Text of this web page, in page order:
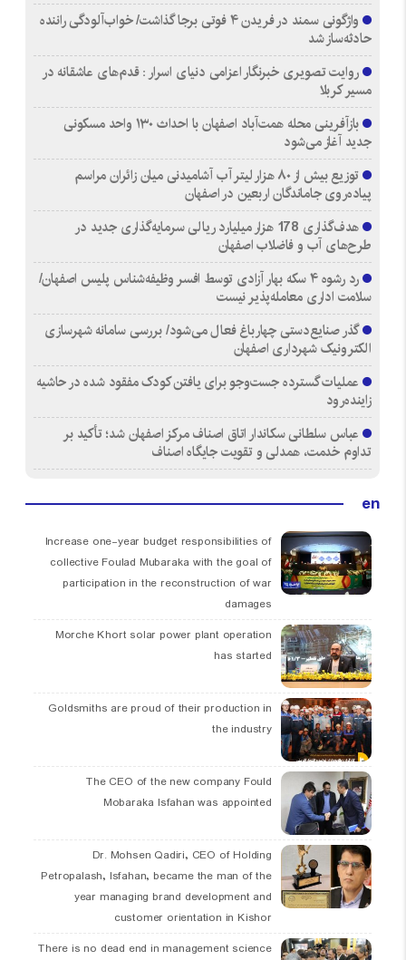
واژگونی سمند در فریدن ۴ فوتی برجا گذاشت/ خواب‌آلودگی راننده
حادثه‌ساز شد
روایت تصویری خبرنگار اعزامی دنیای اسرار : قدم‌های عاشقانه در
مسیر کربلا
بازآفرینی محله همت‌آباد اصفهان با احداث ۱۳۰ واحد مسکونی
جدید آغاز می‌شود
توزیع بیش از ۸۰ هزار لیتر آب آشامیدنی میان زائران مراسم
پیاده‌روی جاماندگان اربعین در اصفهان
هدف‌گذاری 178 هزار میلیارد ریالی سرمایه‌گذاری جدید در
طرح‌های آب و فاضلاب اصفهان
رد رشوه ۴ سکه بهار آزادی توسط افسر وظیفه‌شناس پلیس اصفهان/
سلامت اداری معامله‌پذیر نیست
گذر صنایع‌دستی چهارباغ فعال می‌شود/ بررسی سامانه شهرسازی
الکترونیک شهرداری اصفهان
عملیات گسترده جست‌وجو برای یافتن کودک مفقود شده در حاشیه
زاینده‌رود
عباس سلطانی سکاندار اتاق اصناف مرکز اصفهان شد؛ تأکید بر
تداوم خدمت، همدلی و تقویت جایگاه اصناف
en
Increase one-year budget responsibilities of
collective Foulad Mubaraka with the goal of
participation in the reconstruction of war
damages
Morche Khort solar power plant operation
has started
Goldsmiths are proud of their production in
the industry
The CEO of the new company Fould
Mobaraka Isfahan was appointed
Dr. Mohsen Qadiri, CEO of Holding
Petropalash, Isfahan, became the man of the
year managing brand development and
customer orientation in Kishor
There is no dead end in management science